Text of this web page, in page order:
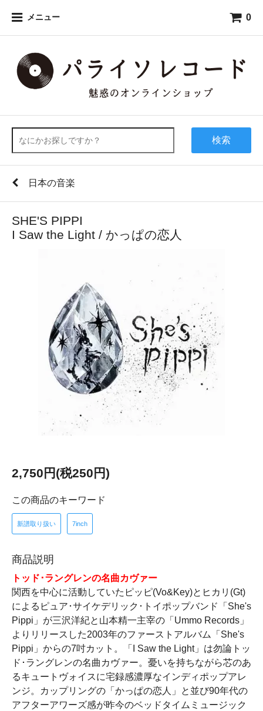
メニュー 0
検索
日本の音楽
SHE'S PIPPI
I Saw the Light / かっぱの恋人
2,750円(税250円)
この商品のキーワード
新譜取り扱い 7inch
商品説明
トッド･ラングレンの名曲カヴァー
関西を中心に活動していたピッピ(Vo&Key)とヒカリ(Gt)
によるピュア･サイケデリック･トイポップバンド「She's
Pippi」が三沢洋紀と山本精一主宰の「Ummo Records」
よりリリースした2003年のファーストアルバム「She's
Pippi」からの7吋カット。「I Saw the Light」は勿論トッ
ド･ラングレンの名曲カヴァー。憂いを持ちながら芯のあ
るキュートヴォイスに宅録感濃厚なインディポップアレ
ンジ。カップリングの「かっぱの恋人」と並び90年代の
アフターアワーズ感が昨今のベッドタイムミュージック